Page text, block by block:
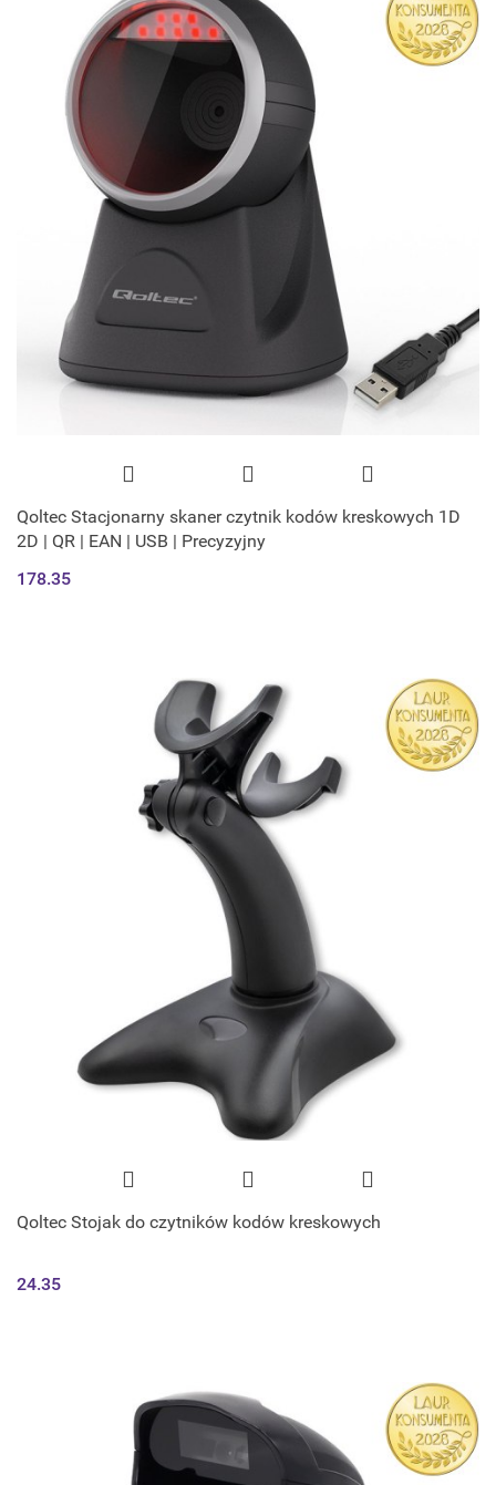
Qoltec Stacjonarny skaner czytnik kodów kreskowych 1D
2D | QR | EAN | USB | Precyzyjny
178.35
Qoltec Stojak do czytników kodów kreskowych
24.35